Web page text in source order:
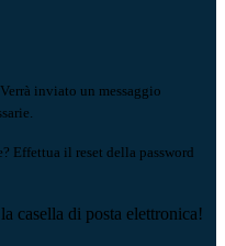
Verrà inviato un messaggio
Effettua il reset della password
casella di posta elettronica!